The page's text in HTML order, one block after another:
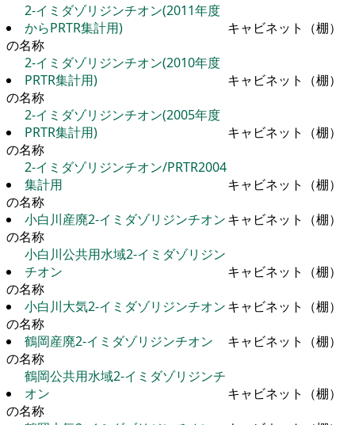
2-イミダゾリジンチオン(2011年度
からPRTR集計用)
キャビネット（棚）
の名称
2-イミダゾリジンチオン(2010年度
PRTR集計用)
キャビネット（棚）
の名称
2-イミダゾリジンチオン(2005年度
PRTR集計用)
キャビネット（棚）
の名称
2-イミダゾリジンチオン/PRTR2004
集計用
キャビネット（棚）
の名称
小白川産廃2-イミダゾリジンチオンキャビネット（棚）
の名称
小白川公共用水域2-イミダゾリジン
チオン
キャビネット（棚）
の名称
小白川大気2-イミダゾリジンチオンキャビネット（棚）
の名称
鶴岡産廃2-イミダゾリジンチオン
キャビネット（棚）
の名称
鶴岡公共用水域2-イミダゾリジンチ
オン
キャビネット（棚）
の名称